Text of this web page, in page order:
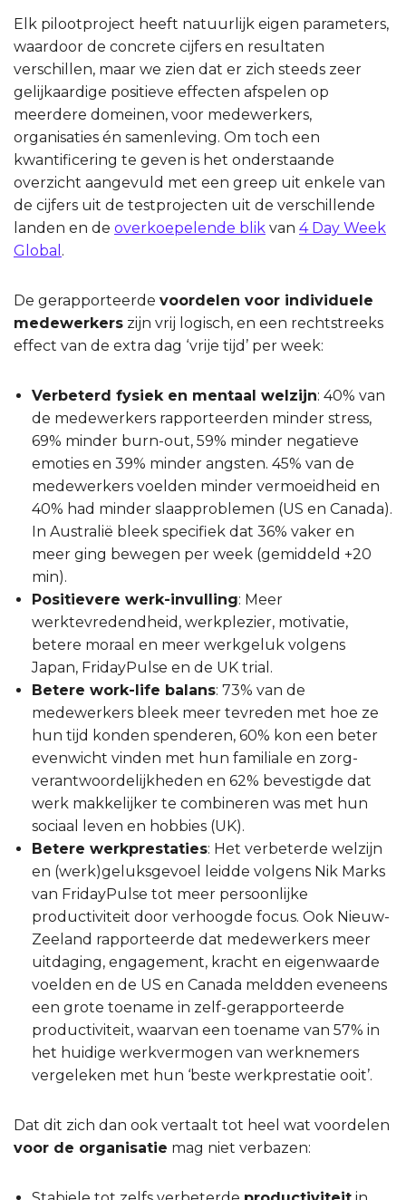
Elk pilootproject heeft natuurlijk eigen parameters,
waardoor de concrete cijfers en resultaten
verschillen, maar we zien dat er zich steeds zeer
gelijkaardige positieve effecten afspelen op
meerdere domeinen, voor medewerkers,
organisaties én samenleving. Om toch een
kwantificering te geven is het onderstaande
overzicht aangevuld met een greep uit enkele van
de cijfers uit de testprojecten uit de verschillende
landen en de overkoepelende blik van 4 Day Week
Global .
De gerapporteerde voordelen voor individuele
medewerkers zijn vrij logisch, en een rechtstreeks
effect van de extra dag ‘vrije tijd’ per week:
Verbeterd fysiek en mentaal welzijn: 40% van
de medewerkers rapporteerden minder stress,
69% minder burn-out, 59% minder negatieve
emoties en 39% minder angsten. 45% van de
medewerkers voelden minder vermoeidheid en
40% had minder slaapproblemen (US en Canada).
In Australië bleek specifiek dat 36% vaker en
meer ging bewegen per week (gemiddeld +20
min).
Positievere werk-invulling: Meer
werktevredendheid, werkplezier, motivatie,
betere moraal en meer werkgeluk volgens
Japan, FridayPulse en de UK trial.
Betere work-life balans: 73% van de
medewerkers bleek meer tevreden met hoe ze
hun tijd konden spenderen, 60% kon een beter
evenwicht vinden met hun familiale en zorg-
verantwoordelijkheden en 62% bevestigde dat
werk makkelijker te combineren was met hun
sociaal leven en hobbies (UK).
Betere werkprestaties: Het verbeterde welzijn
en (werk)geluksgevoel leidde volgens Nik Marks
van FridayPulse tot meer persoonlijke
productiviteit door verhoogde focus. Ook Nieuw-
Zeeland rapporteerde dat medewerkers meer
uitdaging, engagement, kracht en eigenwaarde
voelden en de US en Canada meldden eveneens
een grote toename in zelf-gerapporteerde
productiviteit, waarvan een toename van 57% in
het huidige werkvermogen van werknemers
vergeleken met hun ‘beste werkprestatie ooit’.
Dat dit zich dan ook vertaalt tot heel wat voordelen
voor de organisatie mag niet verbazen: